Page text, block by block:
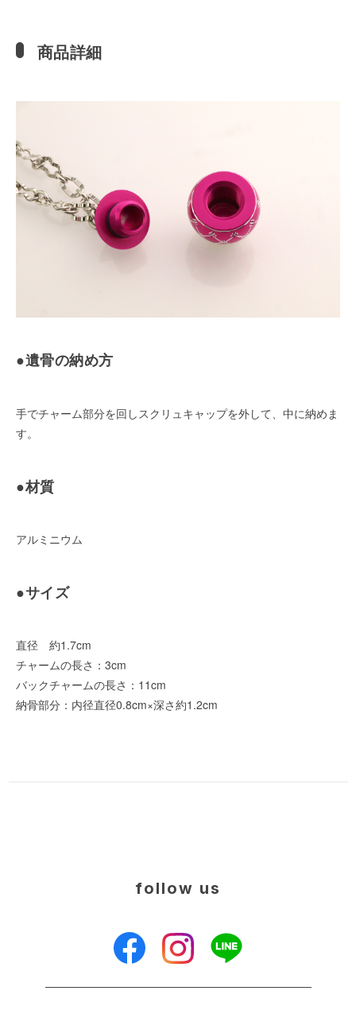
商品詳細
●遺骨の納め方
手でチャーム部分を回しスクリュキャップを外して、中に納めま
す。
●材質
アルミニウム
●サイズ
直径 約1.7cm
チャームの長さ：3cm
バックチャームの長さ：11cm
納骨部分：内径直径0.8cm×深さ約1.2cm
follow us